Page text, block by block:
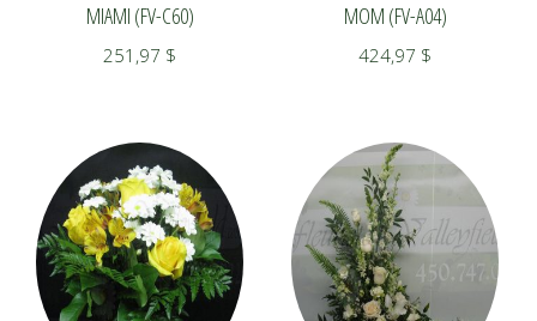
MIAMI (FV-C60)
251,97 $
MOM (FV-A04)
424,97 $